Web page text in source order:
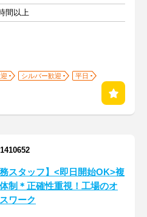
間以上
シルバー歓迎
平日
務スタッフ】<即日開始OK>複
制＊正確性重視！工場のオ
ワーク